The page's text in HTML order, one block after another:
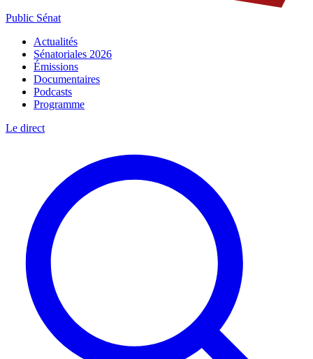
Public Sénat
Actualités
Sénatoriales 2026
Émissions
Documentaires
Podcasts
Programme
Le direct